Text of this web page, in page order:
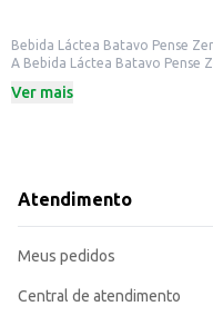
Bebida Láctea Batavo Pense
A Bebida Láctea Batavo Pense Zero Morango, em garrafa com
Dicas de uso:
Departamento: Frios e
Categoria: Bebida láctea
EAN: 7891515980122
Ver mais
Atendimento
Meus pedidos
Central de atendimento